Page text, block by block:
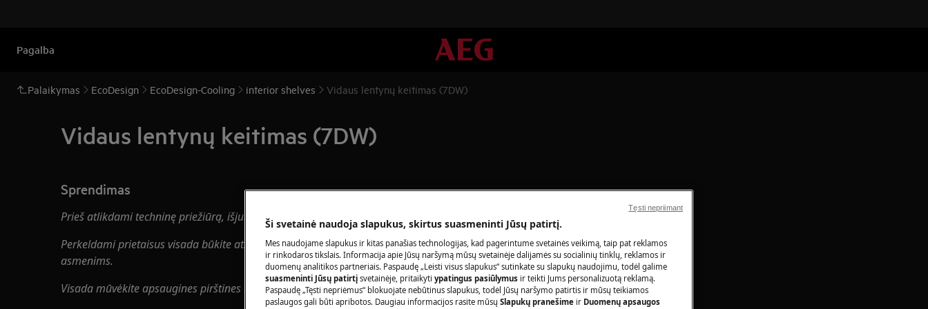
Pagalba
Palaikymas EcoDesign EcoDesign-Cooling interior shelves Vidaus lentynų keitimas (7DW)
Vidaus lentynų keitimas (7DW)
Sprendimas
Prieš atlikdami techninę priežiūrą, išjunkite prietaisą ir atjunkite maitinimo kištuką iš
lizdo.
Perkeldami prietaisus visada būkite atsargūs, sunkiems prietaisams judėti reikia dviem
asmenims.
Visada mūvėkite apsaugines pirštines ir uždarą avalynę.
Ši svetainė naudoja slapukus, skirtus suasmeninti Jūsų patirtį.
Mes naudojame slapukus ir kitas panašias technologijas, kad pagerintume svetainės veikimą, taip pat reklamos
ir rinkodaros tikslais. Informacija apie Jūsų naršymą mūsų svetainėje dalijamės su socialinių tinklų, reklamos ir
duomenų analitikos partneriais. Paspaudę „Leisti visus slapukus“ sutinkate su slapukų naudojimu, todėl galime
suasmeninti Jūsų patirtį svetainėje, pritaikyti ypatingus pasiūlymus ir teikti Jums personalizuotą reklamą.
Paspaudę „Tęsti nepriėmus“ blokuojate nebūtinus slapukus, todėl Jūsų naršymo patirtis ir mūsų teikiamos
paslaugos gali būti apribotos. Daugiau informacijos rasite mūsų Slapukų pranešime ir Duomenų apsaugos
Tęsti nepriimant